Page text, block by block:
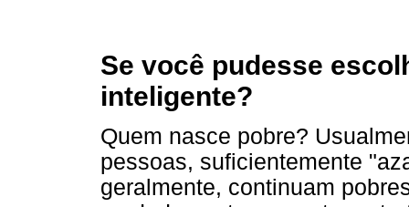
Se você pudesse
inteligente?
Quem nasce pobre?
pessoas, suficientemente
geralmente, continuam